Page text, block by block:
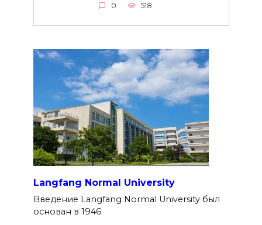
0 518
Langfang Normal University
Введение Langfang Normal University был
основан в 1946